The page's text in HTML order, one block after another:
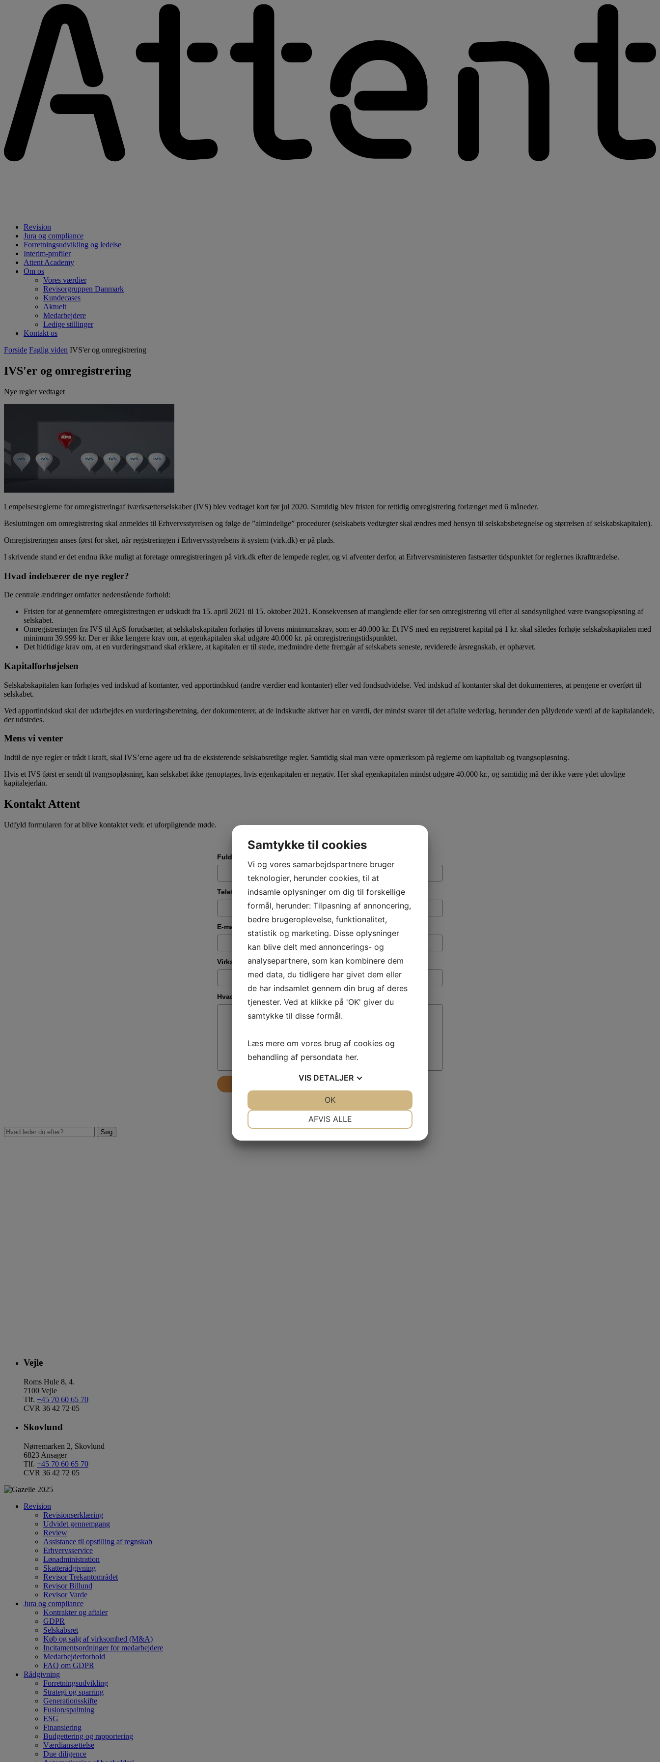
Revision
Jura og compliance
Forretningsudvikling og ledelse
Interim-profiler
Attent Academy
Om os
Vores værdier
Revisorgruppen Danmark
Kundecases
Aktuelt
Medarbejdere
Ledige stillinger
Kontakt os
Forside Faglig viden IVS'er og omregistrering
IVS'er og omregistrering
Nye regler vedtaget
Lempelsesreglerne for omregistreringaf iværksætterselskaber (IVS) blev vedtaget kort før jul 2020. Samtidig blev fristen for rettidig omregistrering forlænget med 6 måneder.
Beslutningen om omregistrering skal anmeldes til Erhvervsstyrelsen og følge de ”almindelige” procedurer (selskabets vedtægter skal ændres med hensyn til selskabsbetegnelse og størrelsen af selskabskapitalen).
Omregistreringen anses først for sket, når registreringen i Erhvervsstyrelsens it-system (virk.dk) er på plads.
I skrivende stund er det endnu ikke muligt at foretage omregistreringen på virk.dk efter de lempede regler, og vi afventer derfor, at Erhvervsministeren fastsætter tidspunktet for reglernes ikrafttrædelse.
Hvad indebærer de nye regler?
De centrale ændringer omfatter nedenstående forhold:
Fristen for at gennemføre omregistreringen er udskudt fra 15. april 2021 til 15. oktober 2021. Konsekvensen af manglende eller for sen omregistrering vil efter al sandsynlighed være tvangsopløsning af
selskabet.
Omregistreringen fra IVS til ApS forudsætter, at selskabskapitalen forhøjes til lovens minimumskrav, som er 40.000 kr. Et IVS med en registreret kapital på 1 kr. skal således forhøje selskabskapitalen med
minimum 39.999 kr. Der er ikke længere krav om, at egenkapitalen skal udgøre 40.000 kr. på omregistreringstidspunktet.
Det hidtidige krav om, at en vurderingsmand skal erklære, at kapitalen er til stede, medmindre dette fremgår af selskabets seneste, reviderede årsregnskab, er ophævet.
Kapitalforhøjelsen
Selskabskapitalen kan forhøjes ved indskud af kontanter, ved apportindskud (andre værdier end kontanter) eller ved fondsudvidelse. Ved indskud af kontanter skal det dokumenteres, at pengene er overført til
selskabet.
Ved apportindskud skal der udarbejdes en vurderingsberetning, der dokumenterer, at de indskudte aktiver har en værdi, der mindst svarer til det aftalte vederlag, herunder den pålydende værdi af de kapitalandele,
der udstedes.
Mens vi venter
Indtil de nye regler er trådt i kraft, skal IVS’erne agere ud fra de eksisterende selskabsretlige regler. Samtidig skal man være opmærksom på reglerne om kapitaltab og tvangsopløsning.
Hvis et IVS først er sendt til tvangsopløsning, kan selskabet ikke genoptages, hvis egenkapitalen er negativ. Her skal egenkapitalen mindst udgøre 40.000 kr., og samtidig må der ikke være ydet ulovlige
kapitalejerlån.
Kontakt Attent
Udfyld formularen for at blive kontaktet vedr. et uforpligtende møde.
Fulde navn
Telefonnummer*
E-mail
Virksomhed*
Hvad drejer din henvendelse sig om?
Vejle
Roms Hule 8, 4.
7100 Vejle
Tlf. +45 70 60 65 70
CVR 36 42 72 05
Skovlund
Nørremarken 2, Skovlund
6823 Ansager
Tlf. +45 70 60 65 70
CVR 36 42 72 05
Revision
Revisionserklæring
Udvidet gennemgang
Review
Assistance til opstilling af regnskab
Erhvervsservice
Lønadministration
Skatterådgivning
Revisor Trekantområdet
Revisor Billund
Revisor Varde
Jura og compliance
Kontrakter og aftaler
GDPR
Selskabsret
Køb og salg af virksomhed (M&A)
Incitamentsordninger for medarbejdere
Medarbejderforhold
FAQ om GDPR
Rådgivning
Forretningsudvikling
Strategi og sparring
Generationsskifte
Fusion/spaltning
ESG
Finansiering
Budgettering og rapportering
Værdiansættelse
Due diligence
Samtykke til cookies
Vi og vores samarbejdspartnere bruger
teknologier, herunder cookies, til at
indsamle oplysninger om dig til forskellige
formål, herunder: Tilpasning af annoncering,
bedre brugeroplevelse, funktionalitet,
statistik og marketing. Disse oplysninger
kan blive delt med annoncerings- og
analysepartnere, som kan kombinere dem
med data, du tidligere har givet dem eller
de har indsamlet gennem din brug af deres
tjenester. Ved at klikke på 'OK' giver du
samtykke til disse formål.
Læs mere om vores brug af cookies og
behandling af persondata her.
VIS DETALJER
AFVIS ALLE
OK